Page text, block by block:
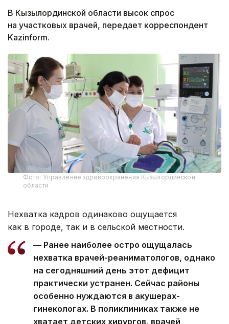
В Кызылординской области высок спрос
на участковых врачей, передает корреспондент
Kazinform.
Фото: Управление здравоохранения Кызылординской
области
Нехватка кадров одинаково ощущается
как в городе, так и в сельской местности.
— Ранее наиболее остро ощущалась
нехватка врачей-реаниматологов, однако
на сегодняшний день этот дефицит
практически устранен. Сейчас районы
особенно нуждаются в акушерах-
гинекологах. В поликлиниках также не
хватает детских хирургов, врачей